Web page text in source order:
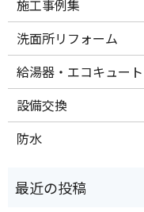
施工事例集
洗面所リフォーム
給湯器・エコキュート
設備交換
防水